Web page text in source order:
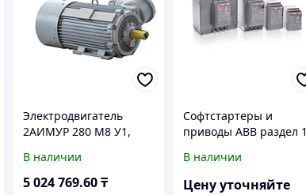
Электродвигатель
2АИМУР 280 М8 У1,
изоляции F, 1ExdIIBT4
Gb, РТС (статор),
В наличии
5 024 769.60₸
Софтстартеры и
приводы ABB раздел 1
В наличии
Цену уточняйте